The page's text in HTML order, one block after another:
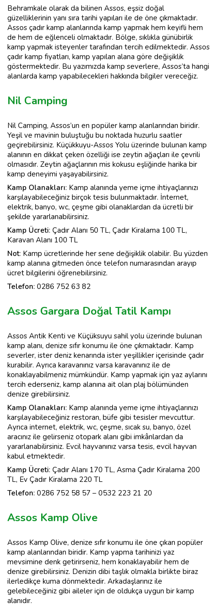
Behramkale olarak da bilinen Assos, eşsiz doğal
güzelliklerinin yanı sıra tarihi yapıları ile de öne çıkmaktadır.
Assos çadır kamp alanlarında kamp yapmak hem keyifli hem
de hem de eğlenceli olmaktadır. Bölge, sıklıkla günübirlik
kamp yapmak isteyenler tarafından tercih edilmektedir. Assos
çadır kamp fiyatları, kamp yapılan alana göre değişiklik
göstermektedir. Bu yazımızda kamp severlere, Assos’ta hangi
alanlarda kamp yapabilecekleri hakkında bilgiler vereceğiz.
Nil Camping
Nil Camping, Assos’un en popüler kamp alanlarından biridir.
Yeşil ve mavinin buluştuğu bu noktada huzurlu saatler
geçirebilirsiniz. Küçükkuyu-Assos Yolu üzerinde bulunan kamp
alanının en dikkat çeken özelliği ise zeytin ağaçları ile çevrili
olmasıdır. Zeytin ağaçlarının mis kokusu eşliğinde harika bir
kamp deneyimi yaşayabilirsiniz.
Kamp Olanakları: Kamp alanında yeme içme ihtiyaçlarınızı
karşılayabileceğiniz birçok tesis bulunmaktadır. İnternet,
elektrik, banyo, wc, çeşme gibi olanaklardan da ücretli bir
şekilde yararlanabilirsiniz.
Kamp Ücreti: Çadır Alanı 50 TL, Çadır Kiralama 100 TL,
Karavan Alanı 100 TL
Not: Kamp ücretlerinde her sene değişiklik olabilir. Bu yüzden
kamp alanına gitmeden önce telefon numarasından arayıp
ücret bilgilerini öğrenebilirsiniz.
Telefon: 0286 752 63 82
Assos Gargara Doğal Tatil Kampı
Assos Antik Kenti ve Küçüksuyu sahil yolu üzerinde bulunan
kamp alanı, denize sıfır konumu ile öne çıkmaktadır. Kamp
severler, ister deniz kenarında ister yeşillikler içerisinde çadır
kurabilir. Ayrıca karavanınız varsa karavanınız ile de
konaklayabilmeniz mümkündür. Kamp yapmak için yaz aylarını
tercih ederseniz, kamp alanına ait olan plaj bölümünden
denize girebilirsiniz.
Kamp Olanakları: Kamp alanında yeme içme ihtiyaçlarınızı
karşılayabileceğiniz restoran, büfe gibi tesisler mevcuttur.
Ayrıca internet, elektrik, wc, çeşme, sıcak su, banyo, özel
aracınız ile gelirseniz otopark alanı gibi imkânlardan da
yararlanabilirsiniz. Evcil hayvanınız varsa tesis, evcil hayvan
kabul etmektedir.
Kamp Ücreti: Çadır Alanı 170 TL, Asma Çadır Kiralama 200
TL, Ev Çadır Kiralama 220 TL
Telefon: 0286 752 58 57 – 0532 223 21 20
Assos Kamp Olive
Assos Kamp Olive, denize sıfır konumu ile öne çıkan popüler
kamp alanlarından biridir. Kamp yapma tarihinizi yaz
mevsimine denk getirirseniz, hem konaklayabilir hem de
denize girebilirsiniz. Denizin dibi taşlık olmakla birlikte biraz
ilerledikçe kuma dönmektedir. Arkadaşlarınız ile
gelebileceğiniz gibi aileler için de oldukça uygun bir kamp
alanıdır.